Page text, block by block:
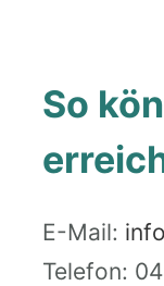
So
E-Mail:
Telefon: